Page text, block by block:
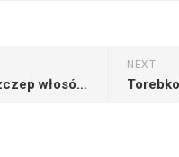
NEXT
Czemu warto wykonać przeszczep włosów w Turcji